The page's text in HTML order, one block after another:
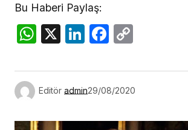
Bu Haberi Paylaş:
WhatsApp
X LinkedIn
Facebook
Editör admin29/08/2020